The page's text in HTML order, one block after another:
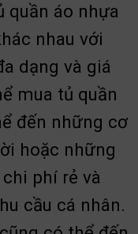
quần áo nhựa
nhau với
dạng và giá
mua tủ quần
đến những cơ
hoặc những
phí rẻ và
cầu cá nhân.